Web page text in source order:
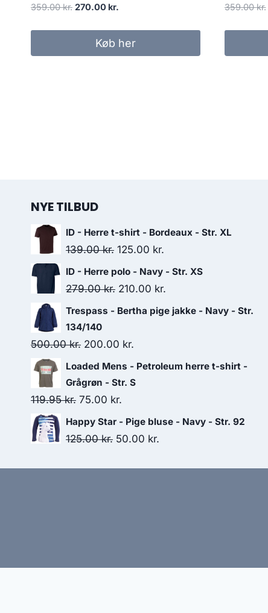
359.00kr. Original
359.00 kr..
270.00 kr.
270.00 kr..
Køb her
359.00kr.
NYE TILBUD
ID - Herre t-shirt - Bordeaux - Str. XL
139.00kr. Original
price
was:
125.00 kr.
price
ID - Herre polo - Navy - Str. XS
279.00kr. Original
price
279.00 kr..
210.00 kr.
price
Trespass - Bertha pige jakke - Navy - Str.
134/140
500.00kr. Original
price
was:
500.00 kr..
200.00 kr.
price
is:
Loaded Mens - Petroleum herre t-shirt -
Grågrøn - Str. S
119.95kr. Original
price
was:
75.00 kr.
price
is:
Happy Star - Pige bluse - Navy - Str. 92
125.00kr. Original
50.00 kr.